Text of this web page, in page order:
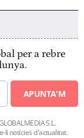
per a rebre
APUNTA'M
S.L.
li notícies d'actualitat.